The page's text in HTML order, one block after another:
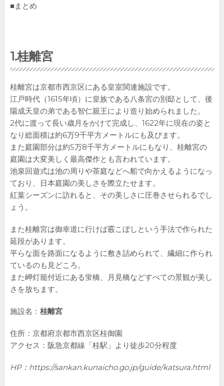
■まとめ
1.桂離宮
桂離宮は京都市西京区にある皇室関連施設です。
江戸時代（1615年頃）に皇族である八条宮の別邸として、後
陽成天皇の弟である智仁親王により造り始められました。
2代に渡って長い歳月をかけて完成し、1622年に現在の姿と
なり総面積は約6万9千平方メートルにも及びます。
また庭園部分は約5万8千平方メートルにもなり、桂離宮の
庭園は大変美しく最高傑作とも言われています。
池泉回遊式は池の周りや茶庭などへ船で向かえるようになっ
ており、日本庭園の美しさを際立たせます。
紅葉シーズンに訪れると、その美しさに圧巻させられるでし
ょう。
また桂離宮は御幸道に行けば霰こぼしという手法で作られた
延段があります。
平らな面を路面になるように敷き詰められて、繊細に作られ
ているのも見どころ。
また岬灯籠付近にある蛍橋、月見橋などすべての景観が美し
さを放ちます。
施設名： 桂離宮
住所：京都府京都市西京区桂御園
アクセス：阪急京都線「桂駅」より徒歩20分程度
HP： https://sankan.kunaicho.go.jp/guide/katsura.html